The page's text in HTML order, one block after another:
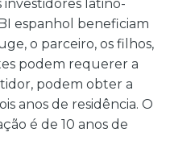
investidores latino-
espanhol beneficiam
o parceiro, os filhos,
podem requerer a
podem obter a
anos de residência. O
é de 10 anos de